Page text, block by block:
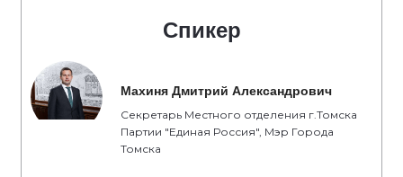
Спикер
Махиня Дмитрий Александрович
Секретарь Местного отделения г.Томска
Партии "Единая Россия", Мэр Города
Томска